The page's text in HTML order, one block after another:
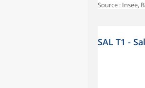
Source : Insee,
SAL T1 -